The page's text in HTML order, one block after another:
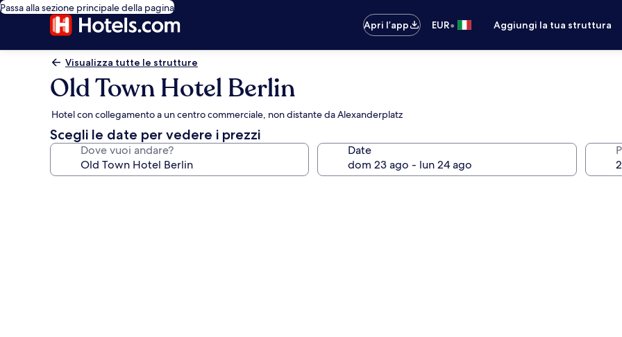
Passa alla sezione principale della pagina
Apri l’app
EUR• Aggiungi la tua struttura
Visualizza tutte le strutture
Old Town Hotel Berlin
Hotel con collegamento a un centro commerciale, non distante da Alexanderplatz
Scegli le date per vedere i prezzi
Dove vuoi andare? Date